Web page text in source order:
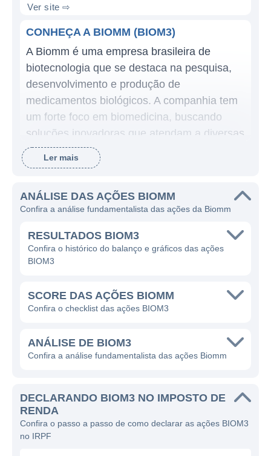
Ver site ⇨
CONHEÇA A BIOMM (BIOM3)
A Biomm é uma empresa brasileira de
biotecnologia que se destaca na pesquisa,
desenvolvimento e produção de
medicamentos biológicos. A companhia tem
um forte foco em biomedicina, buscando
soluções inovadoras que atendam a diversas
necessidades de saúde. Seu modelo de
negócios envolve a exploração de
biologia celular e molecular, destacando-se
na produção de produtos como
imunobiológicos, vacinas e medicamentos
para tratamento de doenças raras e
crônicas.
A Biomm atua principalmente no setor de
saúde, concentrando suas operações no
utilizam técnicas de biotecnologia. A
empresa ganha dinheiro através da
parcerias com instituições de pesquisa,
universidades e outras empresas para o
desenvolvimento conjunto de novos produtos
Ler mais
ANÁLISE DAS AÇÕES BIOMM
Confira a análise fundamentalista das ações da Biomm
RESULTADOS BIOM3
Confira o histórico do balanço e gráficos das ações
BIOM3
SCORE DAS AÇÕES BIOMM
Confira o checklist das ações BIOM3
ANÁLISE DE BIOM3
Confira a análise fundamentalista das ações Biomm
DECLARANDO BIOM3 NO IMPOSTO DE
RENDA
Confira o passo a passo de como declarar as ações BIOM3
no IRPF